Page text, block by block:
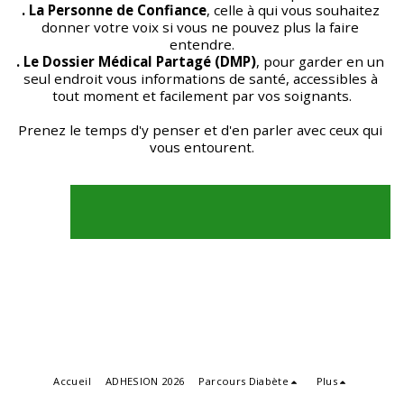
. La Personne de Confiance, celle à qui vous souhaitez
donner votre voix si vous ne pouvez plus la faire
entendre.
. Le Dossier Médical Partagé (DMP), pour garder en un
seul endroit vous informations de santé, accessibles à
tout moment et facilement par vos soignants.
Prenez le temps d'y penser et d'en parler avec ceux qui
vous entourent.
Accueil ADHESION 2026 Parcours Diabète Plus